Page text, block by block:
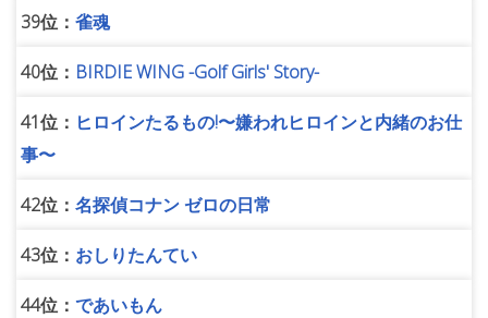
39位： 雀魂
40位： BIRDIE WING -Golf Girls' Story-
41位： ヒロインたるもの!〜嫌われヒロインと内緒のお仕
事〜
42位： 名探偵コナン ゼロの日常
43位： おしりたんてい
44位： であいもん